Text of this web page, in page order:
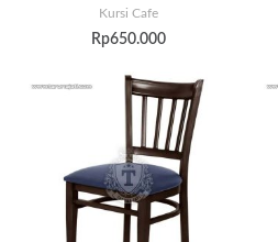
Kursi Cafe
Rp650.000